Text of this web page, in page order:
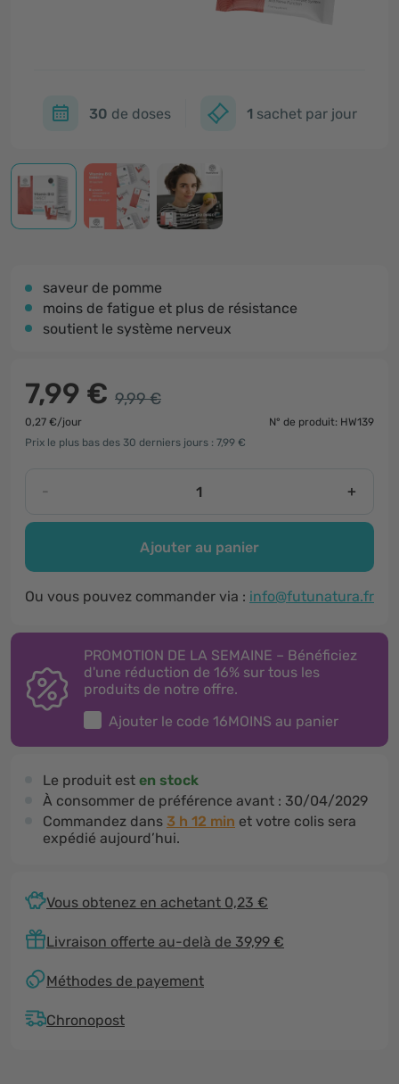
30 de doses 1 sachet par jour
saveur de pomme
moins de fatigue et plus de résistance
soutient le système nerveux
7,99 € 9,99 €
0,27 €/jour
N° de produit: HW139
Prix le plus bas des 30 derniers jours : 7,99 €
- +
Ajouter au panier
Ou vous pouvez commander via : info@futunatura.fr
PROMOTION DE LA SEMAINE – Bénéficiez
d'une réduction de 16% sur tous les
produits de notre offre.
Ajouter le code 16MOINS au panier
Le produit est en stock
À consommer de préférence avant : 30/04/2029
Commandez dans 3 h 12 min et votre colis sera
expédié aujourd’hui.
Vous obtenez en achetant 0,23 €
Livraison offerte au-delà de 39,99 €
Méthodes de payement
Chronopost